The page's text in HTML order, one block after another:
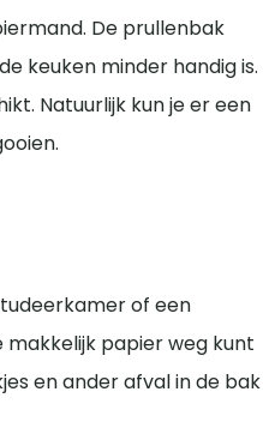
De prullenbak
keuken minder handig is.
Natuurlijk kun je er een
of een
papier weg kunt
en ander afval in de bak